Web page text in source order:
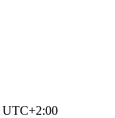
UTC+2:00